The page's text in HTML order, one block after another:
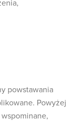
powstawania
Powyżej